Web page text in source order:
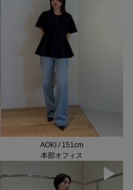
AOKI / 151cm
本部オフィス